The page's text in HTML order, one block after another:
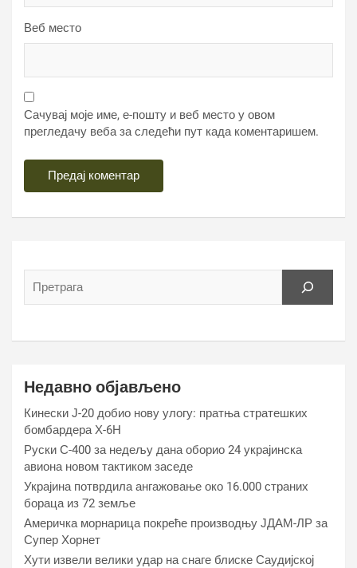
Веб место
Сачувај моје име, е-пошту и веб место у овом
прегледачу веба за следећи пут када коментаришем.
Недавно објављено
Кинески Ј-20 добио нову улогу: пратња стратешких
бомбардера Х-6Н
Руски С-400 за недељу дана оборио 24 украјинска
авиона новом тактиком заседе
Украјина потврдила ангажовање око 16.000 страних
бораца из 72 земље
Америчка морнарица покреће производњу ЈДАМ-ЛР за
Супер Хорнет
Хути извели велики удар на снаге блиске Саудијској